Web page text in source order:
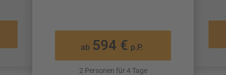
ab 594 € p.P.
2 Personen für 4 Tage